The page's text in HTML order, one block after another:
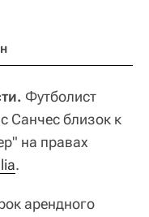
Футболист
Санчес близок к
на правах
.
арендного